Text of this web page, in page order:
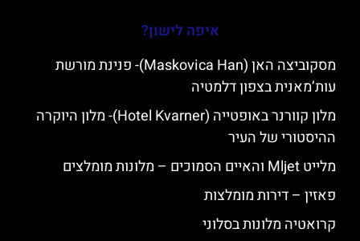
איפה לישון?
מסקוביצה האן (Maskovica Han)- פנינת מורשת
עות’מאנית בצפון דלמטיה
מלון קוורנר באופטייה (Hotel Kvarner)- מלון היוקרה
ההיסטורי של העיר
מלייט Mljet והאיים הסמוכים – מלונות מומלצים
פאזין – דירות מומלצות
קרואטיה מלונות בסלוני